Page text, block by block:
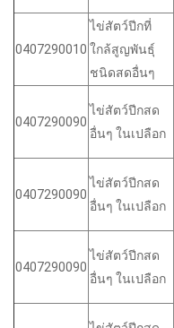
0407290010
ไข่สัตว์ปีกที่
ใกล้สูญพันธุ์
ชนิดสดอื่นๆ
0407290090
ไข่สัตว์ปีกสด
อื่นๆ ในเปลือก
0407290090
ไข่สัตว์ปีกสด
อื่นๆ ในเปลือก
0407290090
ไข่สัตว์ปีกสด
อื่นๆ ในเปลือก